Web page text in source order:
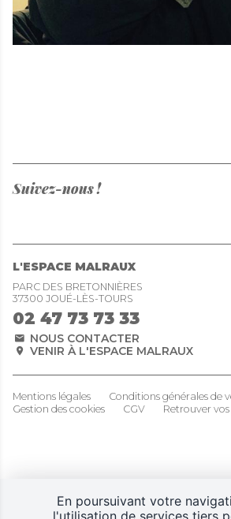
Suivez-nous !
L'ESPACE MALRAUX
PARC DES BRETONNIÈRES
37300 JOUÉ-LÈS-TOURS
02 47 73 73 33
NOUS CONTACTER
VENIR À L'ESPACE MALRAUX
Mentions légales Conditions générales de
Gestion des cookies
CGV Retrouver
En poursuivant votre
l'utilisation de services tiers